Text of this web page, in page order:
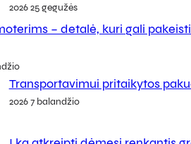
2026 25 gegužės
– detalė, kuri gali
Transportavimui pritaikytos
2026 7 balandžio